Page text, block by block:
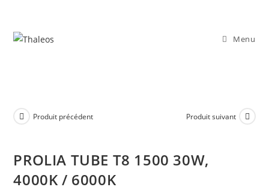
Menu
Produit précédent Produit suivant
PROLIA TUBE T8 1500 30W,
4000K / 6000K